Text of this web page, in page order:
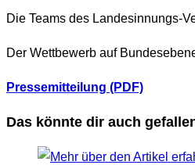
Die Teams des Landesinnungs-
Der Wettbewerb auf
Pressemitteilung (PDF)
Das könnte dir auch